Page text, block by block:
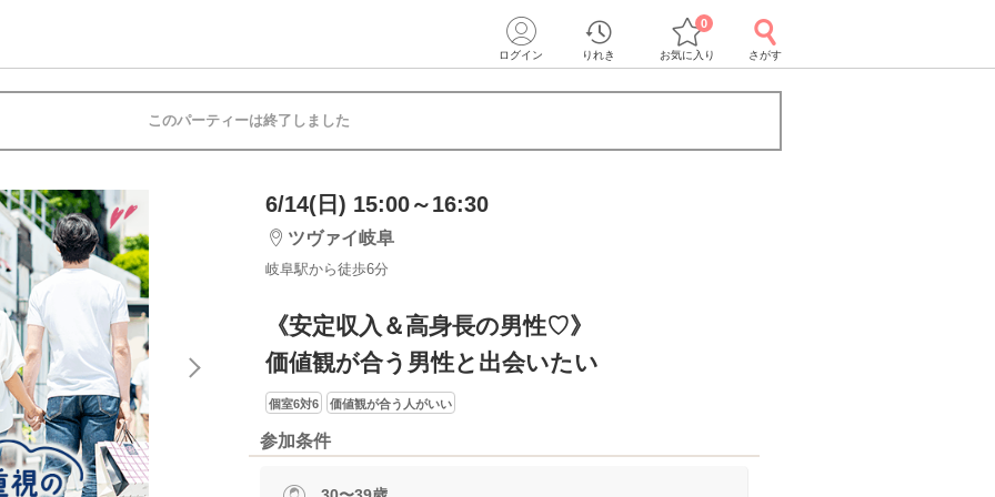
ログイン りれき お気に入り
0
さがす
このパーティーは終了しました
6/14(日) 15:00～16:30
ツヴァイ岐阜
岐阜駅から徒歩6分
《安定収入＆高身長の男性♡》
価値観が合う男性と出会いたい
個室6対6 価値観が合う人がいい
参加条件